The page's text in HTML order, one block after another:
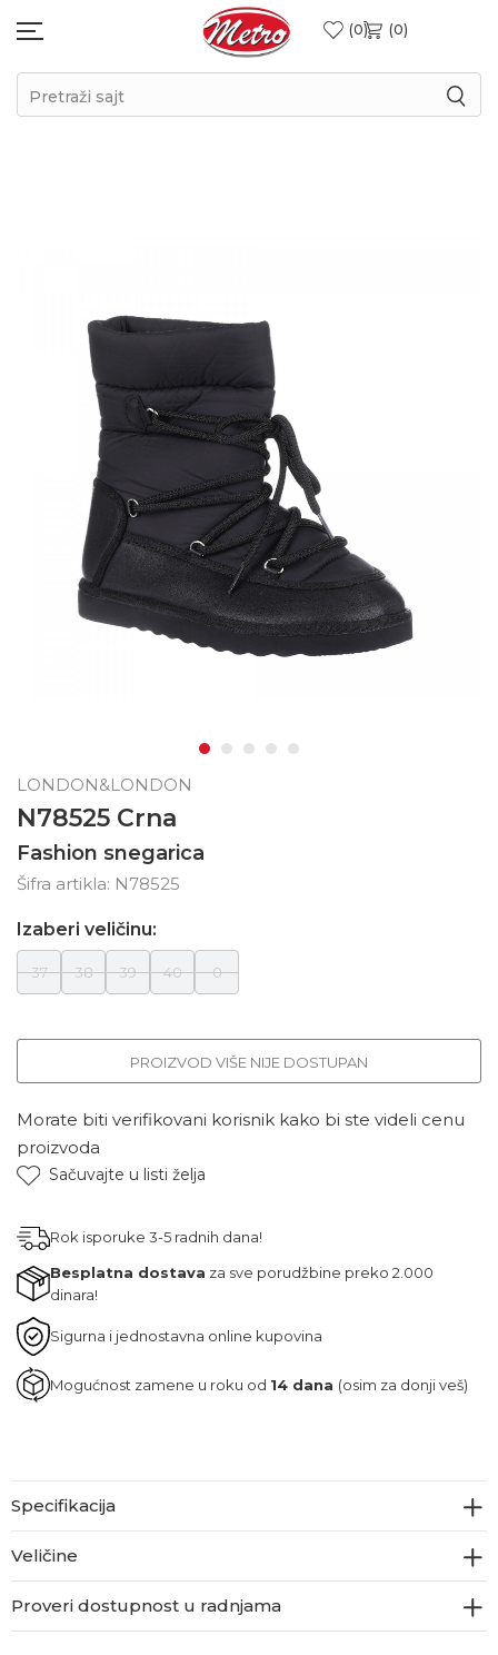
0 0
Pretraži sajt
LONDON&LONDON
N78525 Crna
Fashion snegarica
Šifra artikla: N78525
Izaberi veličinu:
37 38 39 40 0
PROIZVOD VIŠE NIJE DOSTUPAN
Morate biti verifikovani korisnik kako bi ste videli cenu
proizvoda
Sačuvajte u listi želja
Rok isporuke 3-5 radnih dana!
Besplatna dostava za sve porudžbine preko 2.000
dinara!
Sigurna i jednostavna online kupovina
Mogućnost zamene u roku od 14 dana (osim za donji veš)
Specifikacija
Veličine
Proveri dostupnost u radnjama